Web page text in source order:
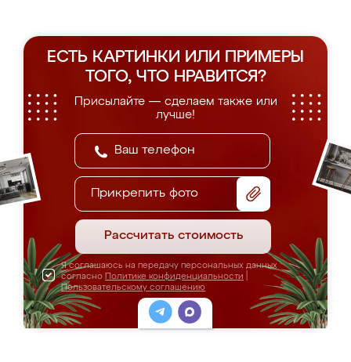
ЕСТЬ КАРТИНКИ ИЛИ ПРИМЕРЫ
ТОГО, ЧТО НРАВИТСЯ?
Присылайте — сделаем также или
лучше!
Прикрепить фото
Рассчитать стоимость
Я соглашаюсь на передачу персональных данных
согласно Политике конфиденциальности
Пользовательскому соглашению